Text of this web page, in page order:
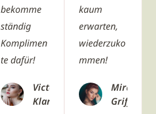
bekomme
ständig
Komplimen
te dafür!
Victoria
Klarke
kaum
erwarten,
wiederzuko
mmen!
Miranda
Griffin